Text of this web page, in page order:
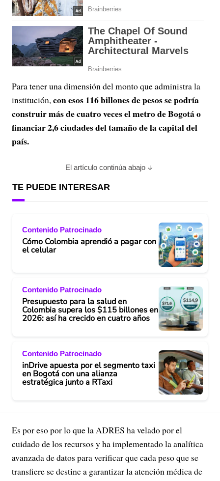
Para tener una dimensión del monto que administra la
institución,con esos 116 billones de pesos se podría
construir más de cuatro veces el metro de Bogotá o
financiar 2,6 ciudades del tamaño de la capital del
país.
El artículo continúa abajo
TE PUEDE INTERESAR
Contenido Patrocinado
Cómo Colombia aprendió a pagar con
el celular
Contenido Patrocinado
Presupuesto para la salud en
Colombia supera los $115 billones en
2026: así ha crecido en cuatro años
Contenido Patrocinado
inDrive apuesta por el segmento taxi
en Bogotá con una alianza
estratégica junto a RTaxi
Es por eso por lo que la ADRES ha velado por el
cuidado de los recursos y ha implementado la analítica
avanzada de datos para verificar que cada peso que se
transfiere se destine a garantizar la atención médica de